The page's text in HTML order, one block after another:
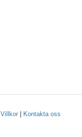
Villkor Kontakta oss